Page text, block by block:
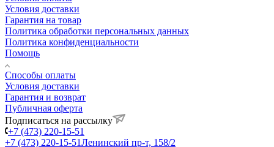
Условия доставки
Гарантия на товар
Политика обработки персональных данных
Политика конфиденциальности
Помощь
Способы оплаты
Условия доставки
Гарантия и возврат
Публичная оферта
Подписаться на рассылку
+7 (473) 220-15-51
+7 (473) 220-15-51Ленинский пр-т, 158/2